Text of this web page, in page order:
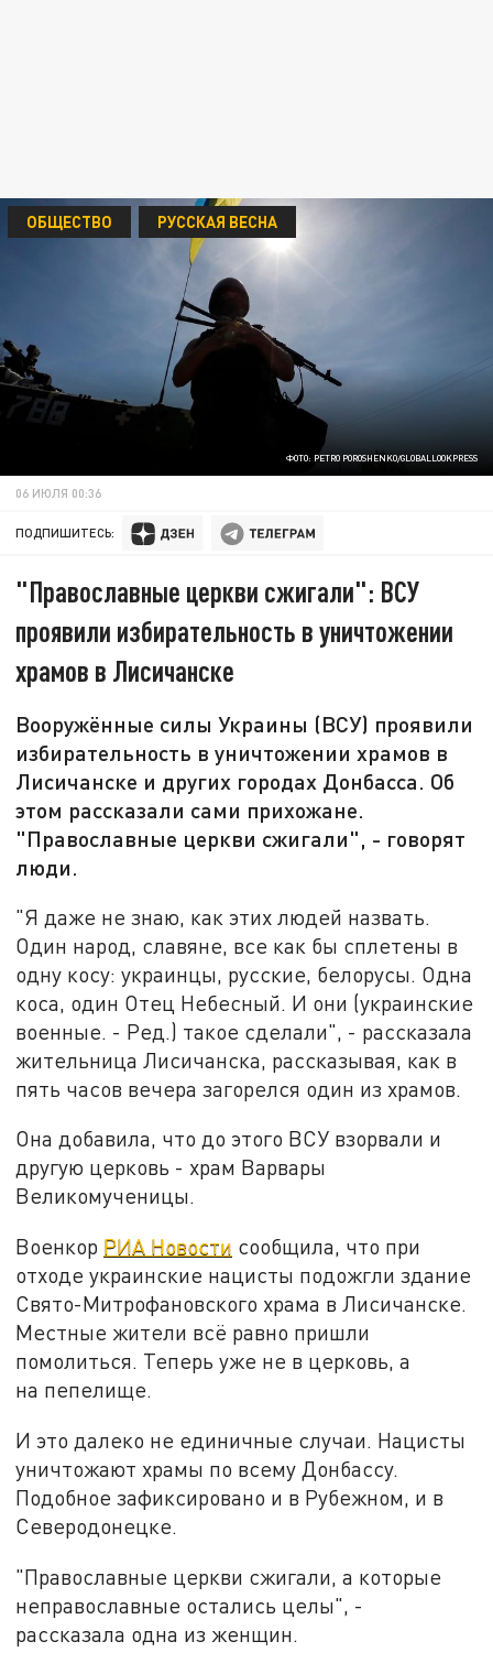
ФОТО: PETRO POROSHENKO/GLOBALLOOKPRESS
ОБЩЕСТВО РУССКАЯ ВЕСНА
06 ИЮЛЯ 00:36
ПОДПИШИТЕСЬ:
"Православные церкви сжигали": ВСУ
проявили избирательность в уничтожении
храмов в Лисичанске
Вооружённые силы Украины (ВСУ) проявили
избирательность в уничтожении храмов в
Лисичанске и других городах Донбасса. Об
этом рассказали сами прихожане.
"Православные церкви сжигали", - говорят
люди.
"Я даже не знаю, как этих людей назвать.
Один народ, славяне, все как бы сплетены в
одну косу: украинцы, русские, белорусы. Одна
коса, один Отец Небесный. И они (украинские
военные. - Ред.) такое сделали", - рассказала
жительница Лисичанска, рассказывая, как в
пять часов вечера загорелся один из храмов.
Она добавила, что до этого ВСУ взорвали и
другую церковь - храм Варвары
Великомученицы.
Военкор РИА Новости сообщила, что при
отходе украинские нацисты подожгли здание
Свято-Митрофановского храма в Лисичанске.
Местные жители всё равно пришли
помолиться. Теперь уже не в церковь, а
на пепелище.
И это далеко не единичные случаи. Нацисты
уничтожают храмы по всему Донбассу.
Подобное зафиксировано и в Рубежном, и в
Северодонецке.
"Православные церкви сжигали, а которые
неправославные остались целы", -
рассказала одна из женщин.